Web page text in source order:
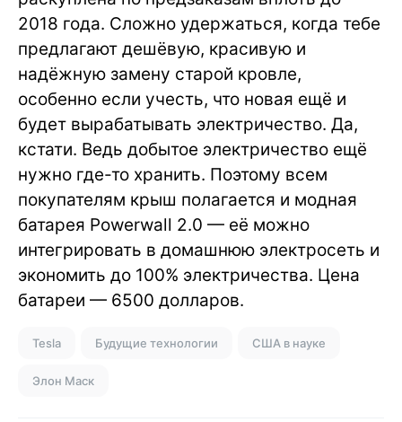
2018 года. Сложно удержаться, когда тебе
предлагают дешёвую, красивую и
надёжную замену старой кровле,
особенно если учесть, что новая ещё и
будет вырабатывать электричество. Да,
кстати. Ведь добытое электричество ещё
нужно где-то хранить. Поэтому всем
покупателям крыш полагается и модная
батарея Powerwall 2.0 — её можно
интегрировать в домашнюю электросеть и
экономить до 100% электричества. Цена
батареи — 6500 долларов.
Tesla Будущие технологии США в науке
Элон Маск